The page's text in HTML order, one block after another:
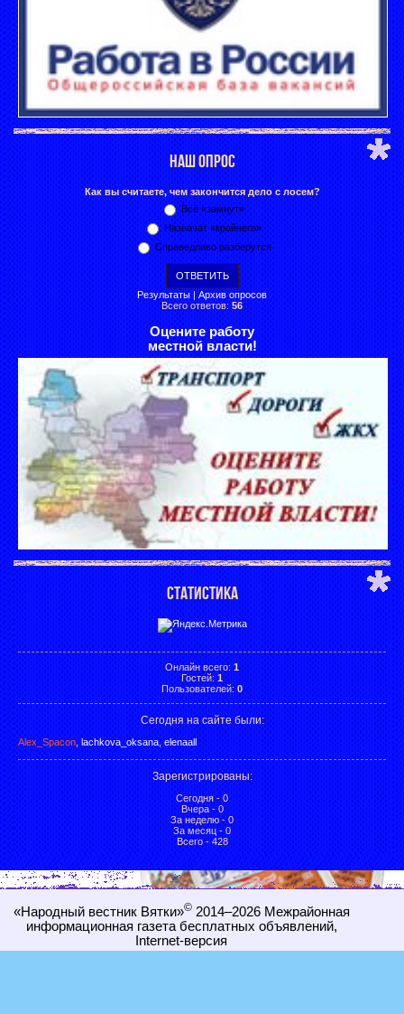
НАШ ОПРОС
Как вы считаете, чем закончится дело с лосем?
Всё «замнут»
Назначат «крайнего»
Справедливо разберутся
Результаты | Архив опросов
Всего ответов: 56
Оцените работу
местной власти!
СТАТИСТИКА
Онлайн всего: 1
Гостей: 1
Пользователей: 0
Сегодня на сайте были:
Alex_Spacon lachkova_oksana elenaall
Зарегистрированы:
Сегодня - 0
Вчера - 0
За неделю - 0
За месяц - 0
Всего - 428
«Народный вестник Вятки»©2014–2026 Межрайонная
информационная газета бесплатных объявлений,
Internet-версия